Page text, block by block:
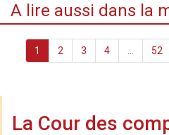
A lire aussi dans la
1 2 3 4 ... 52
La Cour des